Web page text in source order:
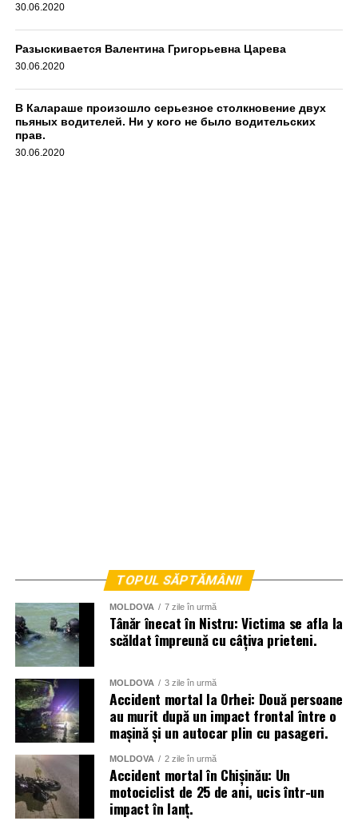
30.06.2020
Разыскивается Валентина Григорьевна Царева
30.06.2020
В Калараше произошло серьезное столкновение двух
пьяных водителей. Ни у кого не было водительских
прав.
30.06.2020
TOPUL SĂPTĂMÂNII
MOLDOVA 7 zile în urmă
Tânăr înecat în Nistru: Victima se afla la
scăldat împreună cu câțiva prieteni.
MOLDOVA 3 zile în urmă
Accident mortal la Orhei: Două persoane
au murit după un impact frontal între o
mașină și un autocar plin cu pasageri.
MOLDOVA 2 zile în urmă
Accident mortal în Chișinău: Un
motociclist de 25 de ani, ucis într-un
impact în lanț.